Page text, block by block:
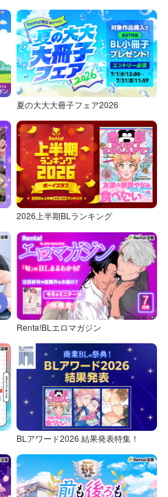
夏の大大大冊子フェア2026
2026上半期BLランキング
Renta!BLエロマガジン
BLアワード2026 結果発表特集！